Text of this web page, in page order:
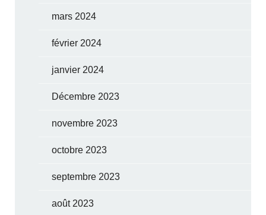
mars 2024
février 2024
janvier 2024
Décembre 2023
novembre 2023
octobre 2023
septembre 2023
août 2023